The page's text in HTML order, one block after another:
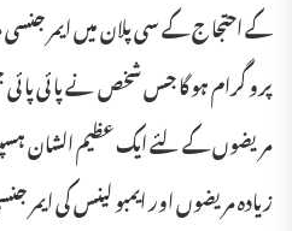
کے احتجا ج کے سی پلان میں ایمر جنسی
پرو گرام ہو گا جس شخص نے پا ئی پا
مر یضوں کے لئے ایک عظیم الشان
زیادہ مریضوں اور ایمبو لینس کی